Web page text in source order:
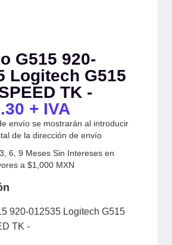
G515 920-
Logitech G515
TK -
+ IVA
envío se mostrarán al introducir
de la dirección de envío
6, 9 Meses Sin Intereses en
a $1,000 MXN
920-012535 Logitech G515
TK -